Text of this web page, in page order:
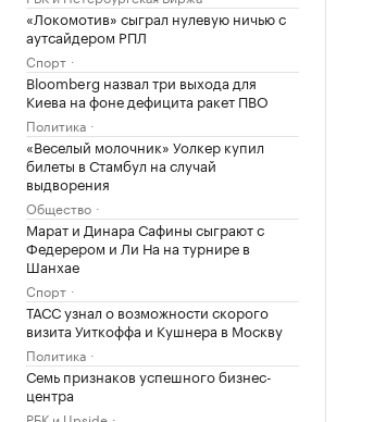
«Локомотив» сыграл нулевую ничью с
аутсайдером РПЛ
Спорт
Bloomberg назвал три выхода для
Киева на фоне дефицита ракет ПВО
Политика
«Веселый молочник» Уолкер купил
билеты в Стамбул на случай
выдворения
Общество
Марат и Динара Сафины сыграют с
Федерером и Ли На на турнире в
Шанхае
Спорт
ТАСС узнал о возможности скорого
визита Уиткоффа и Кушнера в Москву
Политика
Семь признаков успешного бизнес-
центра